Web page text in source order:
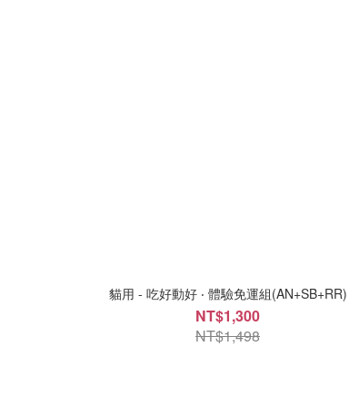
貓用 - 吃好動好 ‧ 體驗免運組(AN+SB+RR)
NT$1,300
NT$1,498